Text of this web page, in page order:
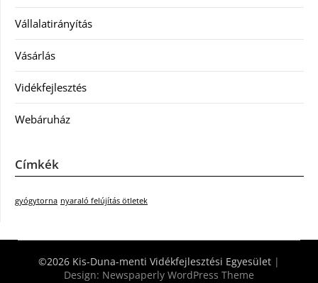
Vállalatirányítás
Vásárlás
Vidékfejlesztés
Webáruház
Címkék
gyógytorna nyaraló felújítás ötletek
©2026 Kis-Duna-menti Vidékfejlesztési Egyesület |
Design: Newspaperly WordPress Theme